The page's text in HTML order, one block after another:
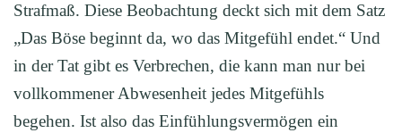
Strafmaß. Diese Beobachtung deckt sich mit dem Satz
„Das Böse beginnt da, wo das Mitgefühl endet.“ Und
in der Tat gibt es Verbrechen, die kann man nur bei
vollkommener Abwesenheit jedes Mitgefühls
begehen. Ist also das Einfühlungsvermögen ein